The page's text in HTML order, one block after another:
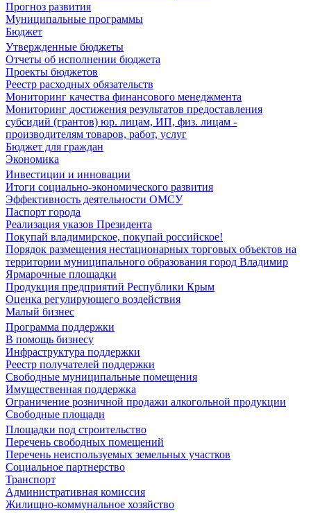
Прогноз развития
Муниципальные программы
Бюджет
Утвержденные бюджеты
Отчеты об исполнении бюджета
Проекты бюджетов
Реестр расходных обязательств
Мониторинг качества финансового менеджмента
Мониторинг достижения результатов предоставления
субсидий (грантов) юр. лицам, ИП, физ. лицам -
производителям товаров, работ, услуг
Бюджет для граждан
Экономика
Инвестиции и инновации
Итоги социально-экономического развития
Эффективность деятельности ОМСУ
Паспорт города
Реализация указов Президента
Покупай владимирское, покупай российское!
Порядок размещения нестационарных торговых объектов на
территории муниципального образования город Владимир
Ярмарочные площадки
Продукция предприятий Республики Крым
Оценка регулирующего воздействия
Малый бизнес
Программа поддержки
В помощь бизнесу
Инфраструктура поддержки
Реестр получателей поддержки
Свободные муниципальные помещения
Имущественная поддержка
Ограничение розничной продажи алкогольной продукции
Свободные площади
Площадки под строительство
Перечень свободных помещений
Перечень неиспользуемых земельных участков
Социальное партнерство
Транспорт
Административная комиссия
Жилищно-коммунальное хозяйство